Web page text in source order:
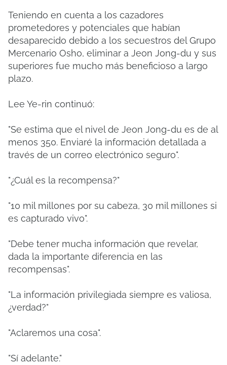
Teniendo en cuenta a los cazadores
prometedores y potenciales que habían
desaparecido debido a los secuestros del Grupo
Mercenario Osho, eliminar a Jeon Jong-du y sus
superiores fue mucho más beneficioso a largo
plazo.
Lee Ye-rin continuó:
"Se estima que el nivel de Jeon Jong-du es de al
menos 350. Enviaré la información detallada a
través de un correo electrónico seguro".
"¿Cuál es la recompensa?"
"10 mil millones por su cabeza, 30 mil millones si
es capturado vivo".
"Debe tener mucha información que revelar,
dada la importante diferencia en las
recompensas".
"La información privilegiada siempre es valiosa,
¿verdad?"
"Aclaremos una cosa".
"Sí adelante."